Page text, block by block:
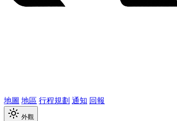
地圖 地區 行程規劃 通知 回報
外觀